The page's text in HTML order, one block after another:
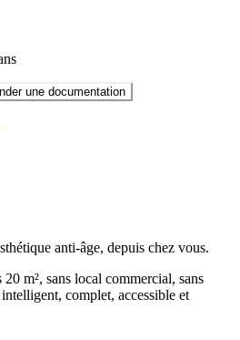
une documentation
anti-âge, depuis chez vous.
m², sans local commercial, sans
complet, accessible et